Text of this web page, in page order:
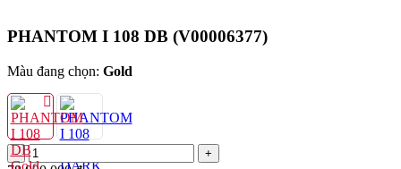
PHANTOM I 108 DB (V00006377)
Màu đang chọn: Gold